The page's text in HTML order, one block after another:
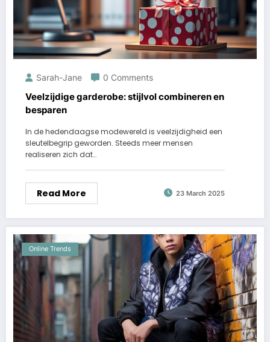
Sarah-Jane 0 Comments
Veelzijdige garderobe: stijlvol combineren en
besparen
In de hedendaagse modewereld is veelzijdigheid een
sleutelbegrip geworden. Steeds meer mensen
realiseren zich dat…
Read More 23 March 2025
Online Trends